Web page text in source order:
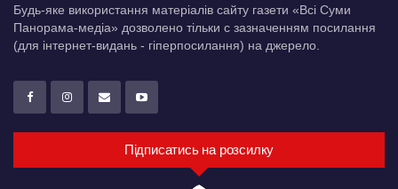
Будь-яке використання матеріалів сайту газети «Всі Суми
Панорама-медіа» дозволено тільки c зазначенням посилання
(для інтернет-видань - гіперпосилання) на джерело.
Підписатись на розсилку